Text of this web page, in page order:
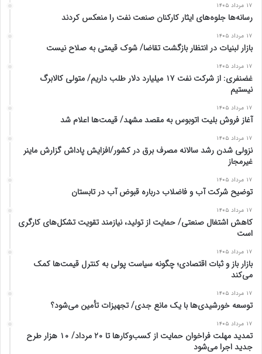
۱۷ مرداد ۱۴۰۵
رسانه‌ها جلوه‌های ایثار کارکنان صنعت نفت را منعکس کردند
۱۷ مرداد ۱۴۰۵
بازار لبنیات در انتظار بازگشت تقاضا/ شوک قیمتی به صلاح نیست
۱۷ مرداد ۱۴۰۵
غضنفری: از شرکت نفت ۱۷ میلیارد دلار طلب داریم/ متولی کالابرگ
نیستیم
۱۷ مرداد ۱۴۰۵
آغاز فروش بلیت اتوبوس به مقصد مشهد/ قیمت‌ها اعلام شد
۱۷ مرداد ۱۴۰۵
نزولی شدن رشد سالانه مصرف برق در کشور/افزایش پاداش گزارش ماینر
غیرمجاز
۱۷ مرداد ۱۴۰۵
توضیح شرکت آب و فاضلاب درباره قبوض آب در تابستان
۱۷ مرداد ۱۴۰۵
کاهش اشتغال صنعتی/ حمایت از تولید، نیازمند تقویت تشکل‌های کارگری
است
۱۷ مرداد ۱۴۰۵
بازار باز و ثبات اقتصادی؛ چگونه سیاست پولی به کنترل قیمت‌ها کمک
می‌کند
۱۷ مرداد ۱۴۰۵
توسعه خورشیدی‌ها با یک مانع جدی/ تجهیزات تأمین می‌شود؟
۱۷ مرداد ۱۴۰۵
تمدید مهلت فراخوان حمایت از کسب‌وکارها تا ۲۰ مرداد/ ۱۰ هزار طرح
جدید اجرا می‌شود